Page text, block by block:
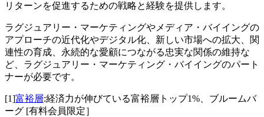
リターンを促進するための戦略と経験を提供します。
ラグジュアリー・マーケティングやメディア・バイイングの
アプローチの近代化やデジタル化、新しい市場への拡大、関
連性の育成、永続的な愛顧につながる忠実な関係の維持な
ど、ラグジュアリー・マーケティング・バイイングのパート
ナーが必要です。
[1]富裕層:経済力が伸びている富裕層トップ1%、ブルームバ
ーグ [有料会員限定］